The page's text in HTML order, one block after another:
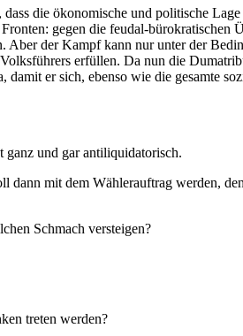
die ökonomische und politische
gegen die feudal-bürokratischen
Aber der Kampf kann nur unter der
erfüllen. Da nun die
er sich, ebenso wie die gesamte
ganz und gar antiliquidatorisch.
dann mit dem Wählerauftrag werden,
Schmach versteigen?
treten werden?